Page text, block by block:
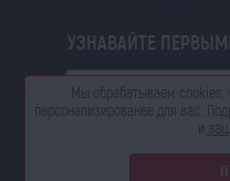
УЗНАВАЙТЕ
© 2026 ТРАКЕР. Все права
только с
Мы обрабатываем cookies,
персонализированее для вас.
и